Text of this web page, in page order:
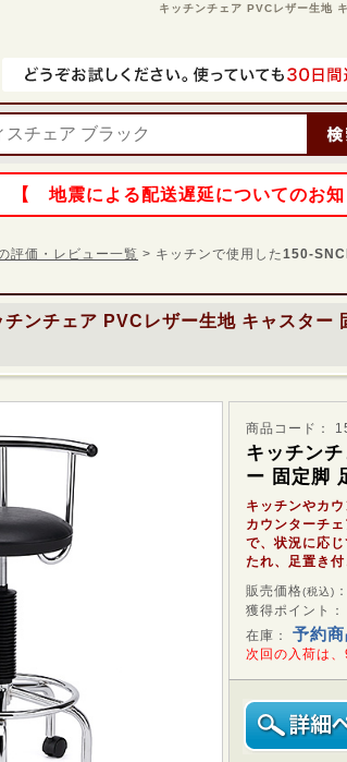
キッチンチェア PVCレザー生地
【 地震による配送遅延についてのお
評価・レビュー一覧 > キッチンで使用した150-
チンチェア PVCレザー生地 キャスター
商品コード：
キッチン
ー 固定脚
キッチンやカ
カウンターチ
で、状況に応
たれ、足置き付
販売価格(税込) ：
獲得ポイント
在庫： 予約
次回の入荷は、